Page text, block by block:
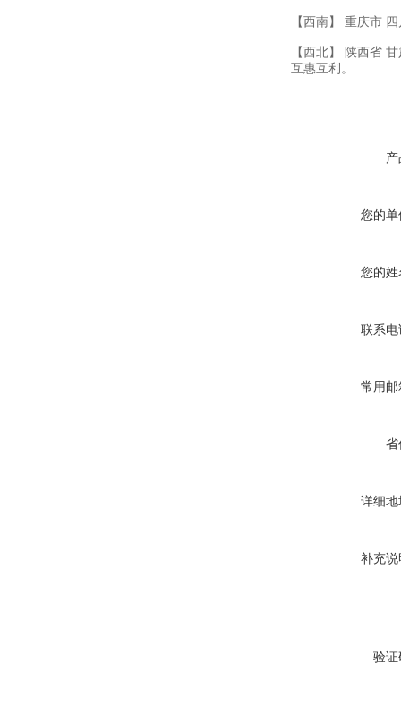
【西南】 重庆市
【西北】 陕西省
互惠互利。
您的单
您的姓
联系电
常用邮
省
详细地
补充说
验证